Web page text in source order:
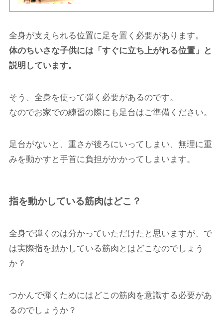
全身が支えられる位置に足を置く必要があります。
体のちいさな子供には「すぐに立ち上がれる位置」と
説明しています。
そう、全身を使って弾く必要があるのです。
なのでお家での練習の際にも足台はご準備ください。
足台がないと、重さが後ろにいってしまい、無理に重
みを動かすと手首に負担がかかってしまいます。
指を動かしている筋肉はどこ？
全身で弾くのは分かっていただけたと思いますが、で
は実際指を動かしている筋肉とはどこなのでしょう
か？
つかんで弾くためにはどこの筋肉を意識する必要があ
るのでしょうか？